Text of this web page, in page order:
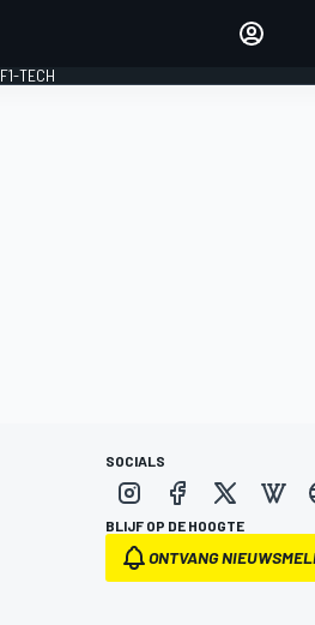
F1-TECH
SOCIALS
BLIJF OP DE HOOGTE
ONTVANG